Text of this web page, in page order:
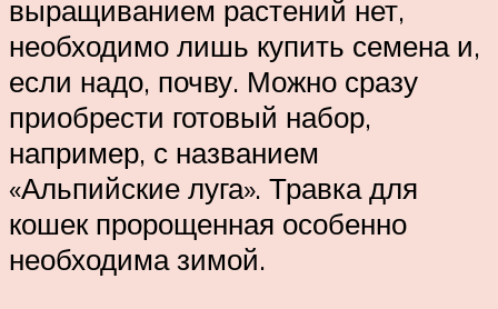
выращиванием растений нет,
необходимо лишь купить семена и,
если надо, почву. Можно сразу
приобрести готовый набор,
например, с названием
«Альпийские луга». Травка для
кошек пророщенная особенно
необходима зимой.